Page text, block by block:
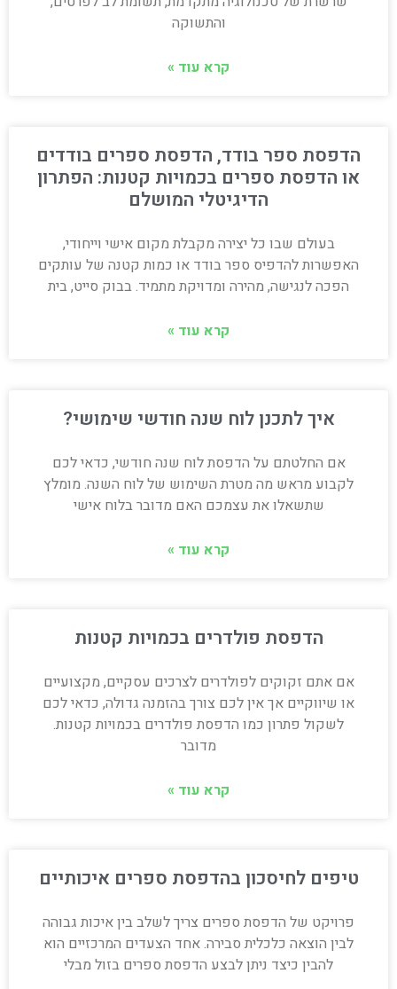
והתשוקה
קרא עוד »
הדפסת ספר בודד, הדפסת ספרים בודדים
או הדפסת ספרים בכמויות קטנות: הפתרון
הדיגיטלי המושלם
בעולם שבו כל יצירה מקבלת מקום אישי וייחודי,
האפשרות להדפיס ספר בודד או כמות קטנה של עותקים
הפכה לנגישה, מהירה ומדויקת מתמיד. בבוק סייט, בית
קרא עוד »
איך לתכנן לוח שנה חודשי שימושי?
אם החלטתם על הדפסת לוח שנה חודשי, כדאי לכם
לקבוע מראש מה מטרת השימוש של לוח השנה. מומלץ
שתשאלו את עצמכם האם מדובר בלוח אישי
קרא עוד »
הדפסת פולדרים בכמויות קטנות
אם אתם זקוקים לפולדרים לצרכים עסקיים, מקצועיים
או שיווקיים אך אין לכם צורך בהזמנה גדולה, כדאי לכם
לשקול פתרון כמו הדפסת פולדרים בכמויות קטנות.
מדובר
קרא עוד »
טיפים לחיסכון בהדפסת ספרים איכותיים
פרויקט של הדפסת ספרים צריך לשלב בין איכות גבוהה
לבין הוצאה כלכלית סבירה. אחד הצעדים המרכזיים הוא
להבין כיצד ניתן לבצע הדפסת ספרים בזול מבלי